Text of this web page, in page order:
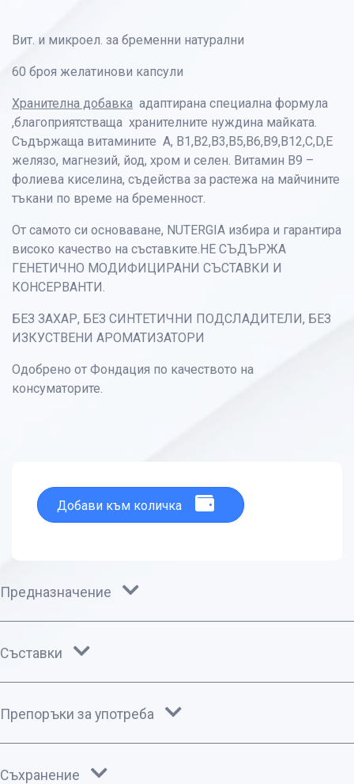
Вит. и микроел. за бременни натурални
60 броя желатинови капсули
Хранителна добавка адаптирана специална формула
,благоприятстваща хранителните нуждина майката.
Съдържаща витамините А, B1,В2,В3,В5,В6,В9,В12,С,D,Е
желязо, магнезий, йод, хром и селен. Витамин B9 –
фолиева киселина, съдейства за растежа на майчините
тъкани по време на бременност.
От самото си основаване, NUTERGIA избира и гарантира
високо качество на съставките.НЕ СЪДЪРЖА
ГЕНЕТИЧНО МОДИФИЦИРАНИ СЪСТАВКИ И
КОНСЕРВАНТИ.
БЕЗ ЗАХАР, БЕЗ СИНТЕТИЧНИ ПОДСЛАДИТЕЛИ, БЕЗ
ИЗКУСТВЕНИ АРОМАТИЗАТОРИ
Одобрено от Фондация по качеството на
консуматорите.
Добави към количка
Предназначение
Съставки
Препоръки за употреба
Съхранение